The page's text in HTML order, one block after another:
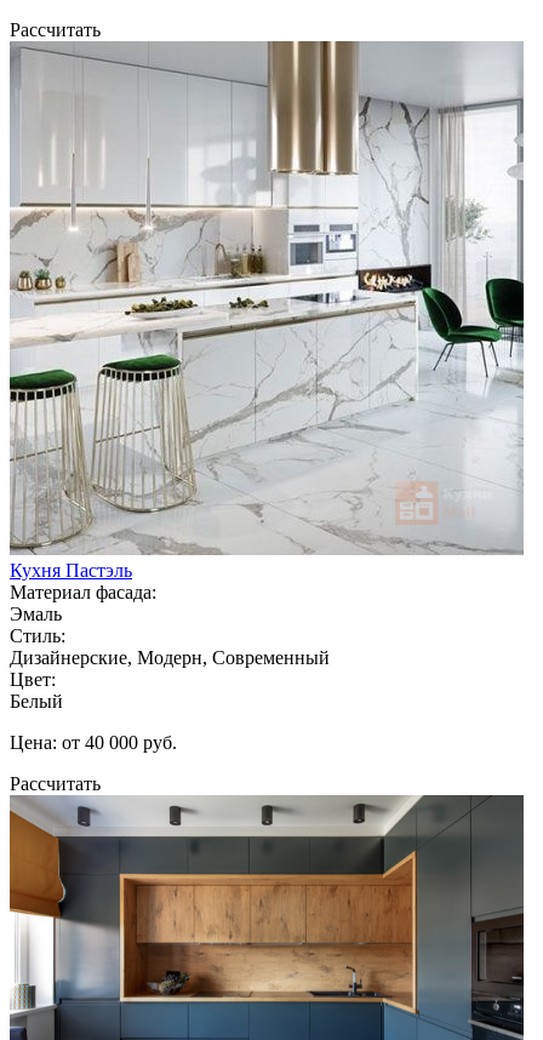
Рассчитать
Кухня Пастэль
Материал фасада:
Эмаль
Стиль:
Дизайнерские, Модерн, Современный
Цвет:
Белый
Цена: от 40 000 руб.
Рассчитать